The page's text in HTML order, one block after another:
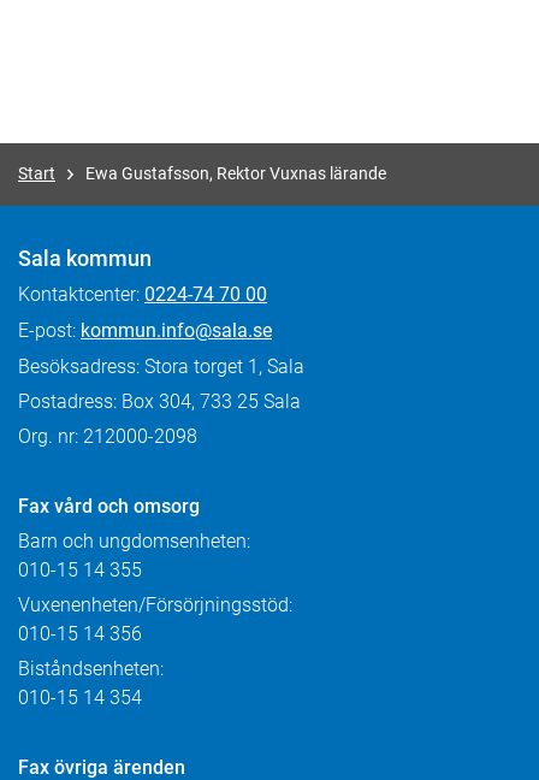
Start Ewa Gustafsson, Rektor Vuxnas lärande
Sala kommun
Kontaktcenter: 0224-74 70 00
E-post: kommun.info@sala.se
Besöksadress: Stora torget 1, Sala
Postadress: Box 304, 733 25 Sala
Org. nr: 212000-2098
Fax vård och omsorg
Barn och ungdomsenheten:
010-15 14 355
Vuxenenheten/Försörjningsstöd:
010-15 14 356
Biståndsenheten:
010-15 14 354
Fax övriga ärenden